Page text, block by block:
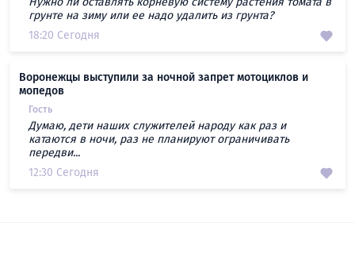
грунте на зиму или ее надо удалить из грунта?
18:20 Сегодня
Воронежцы выступили за ночной запрет мотоциклов и
мопедов
Гость
Думаю, дети наших служителей народу как раз и
катаются в ночи, раз не планируют ограничивать
передви...
12:30 Сегодня